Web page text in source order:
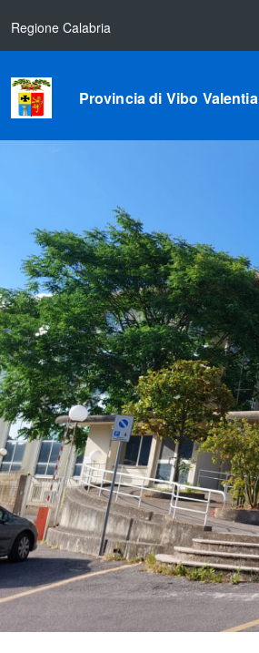
Regione Calabria
Provincia di Vibo Valentia